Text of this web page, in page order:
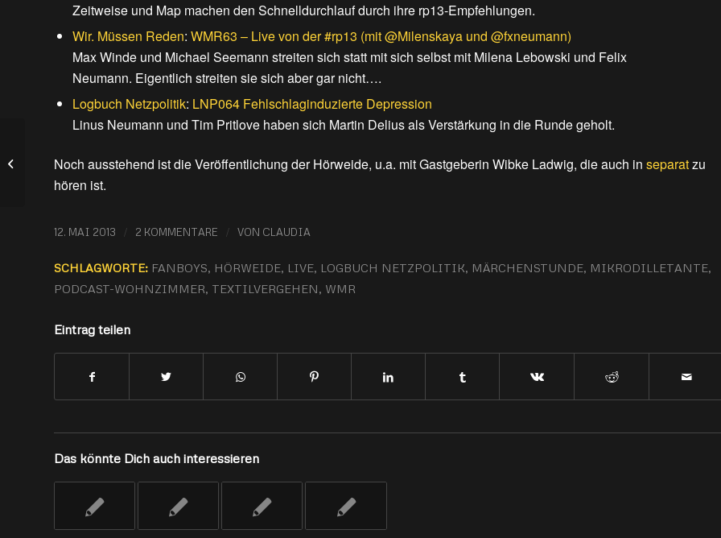
Zeitweise und Map machen den Schnelldurchlauf durch ihre rp13-Empfehlungen.
Wir. Müssen Reden: WMR63 – Live von der #rp13 (mit @Milenskaya und @fxneumann)
Max Winde und Michael Seemann streiten sich statt mit sich selbst mit Milena Lebowski und Felix
Neumann. Eigentlich streiten sie sich aber gar nicht….
Logbuch Netzpolitik: LNP064 Fehlschlaginduzierte Depression
Linus Neumann und Tim Pritlove haben sich Martin Delius als Verstärkung in die Runde geholt.
Noch ausstehend ist die Veröffentlichung der Hörweide, u.a. mit Gastgeberin Wibke Ladwig, die auch in separatzu
hören ist.
12. MAI 2013 / 2 KOMMENTARE / VON CLAUDIA
SCHLAGWORTE: FANBOYS, HÖRWEIDE, LIVE, LOGBUCH NETZPOLITIK, MÄRCHENSTUNDE, MIKRODILLETANTE,
PODCAST-WOHNZIMMER, TEXTILVERGEHEN, WMR
Eintrag teilen
Das könnte Dich auch interessieren
Das Intro-Rezept